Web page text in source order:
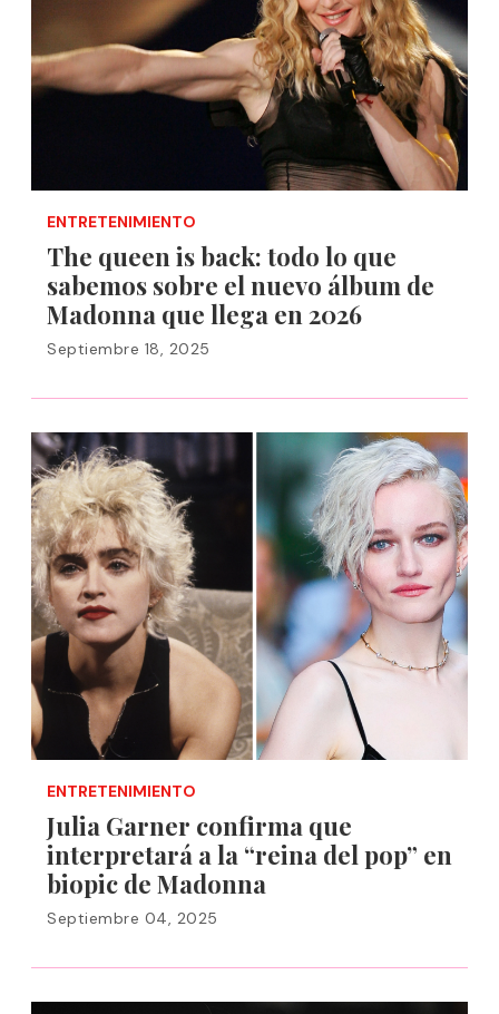
ENTRETENIMIENTO
The queen is back: todo lo que
sabemos sobre el nuevo álbum de
Madonna que llega en 2026
Septiembre 18, 2025
ENTRETENIMIENTO
Julia Garner confirma que
interpretará a la “reina del pop” en
biopic de Madonna
Septiembre 04, 2025